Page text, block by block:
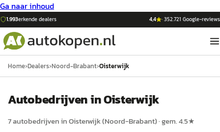
Ga naar inhoud
1.993erkende dealers 4,4 ·352.721 Google-reviews
Home›Dealers›Noord-Brabant›Oisterwijk
Autobedrijven inOisterwijk
7autobedrijven inOisterwijk(Noord-Brabant)· gem.4.5★